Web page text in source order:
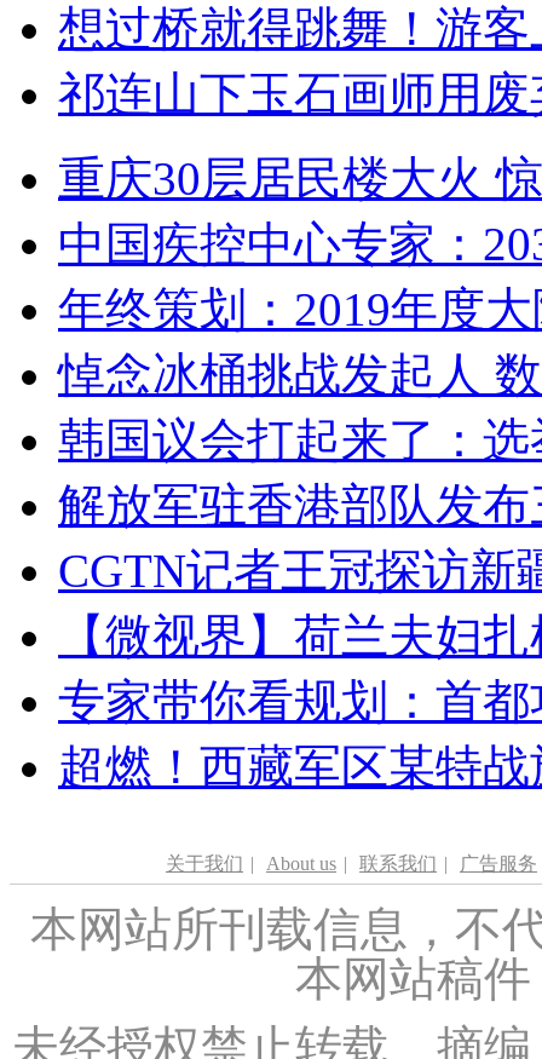
想过桥就得跳舞！游客
祁连山下玉石画师用
重庆30层居民楼大火
中国疾控中心专家：
年终策划：2019年度
悼念冰桶挑战发起人
韩国议会打起来了：
解放军驻香港部队发
CGTN记者王冠探访新
【微视界】荷兰夫妇
专家带你看规划：首
超燃！西藏军区某特
关于我们 | About us | 联系我们 | 广告服务
本网站所刊载信息，不
本网站稿
未经授权禁止转载、摘